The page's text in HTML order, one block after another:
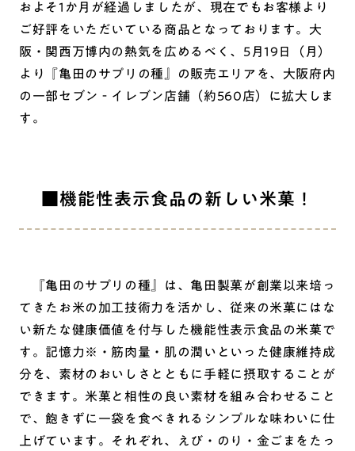
およそ1か月が経過しましたが、現在でもお客様より
ご好評をいただいている商品となっております。大
阪・関西万博内の熱気を広めるべく、5月19日（月）
より『亀田のサプリの種』の販売エリアを、大阪府内
の一部セブン‐イレブン店舗（約560店）に拡大しま
す。
■機能性表示食品の新しい米菓！
『亀田のサプリの種』は、亀田製菓が創業以来培っ
てきたお米の加工技術力を活かし、従来の米菓にはな
い新たな健康価値を付与した機能性表示食品の米菓で
す。記憶力※・筋肉量・肌の潤いといった健康維持成
分を、素材のおいしさとともに手軽に摂取することが
できます。米菓と相性の良い素材を組み合わせること
で、飽きずに一袋を食べきれるシンプルな味わいに仕
上げています。それぞれ、えび・のり・金ごまをたっ